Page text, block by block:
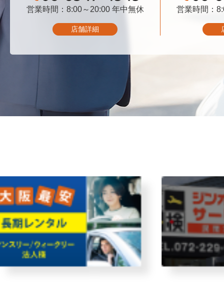
06-6347-4545
営業時間：8:00～20:00 年中無休
店舗詳細
営業時間：